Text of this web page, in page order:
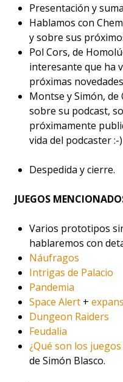
Presentación y
Hablamos con
y sobre sus
Pol Cors, de
interesante que ha
próximas
Montse y Simón,
sobre su podcast,
próximamente
vida del podcaster :-)
Despedida y cierre.
JUEGOS
Varios prototipos
hablaremos con
Náufragos
Intrigas de Palacio
Pandemia
Space Alert +
Dungeon Raiders
Feudalia
¿Qué son los
de Simón Blasco.